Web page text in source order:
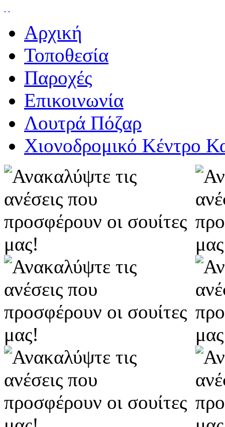
Αρχική
Τοποθεσία
Παροχές
Επικοινωνία
Λουτρά Πόζαρ
Χιονοδρομικό Κέντρο